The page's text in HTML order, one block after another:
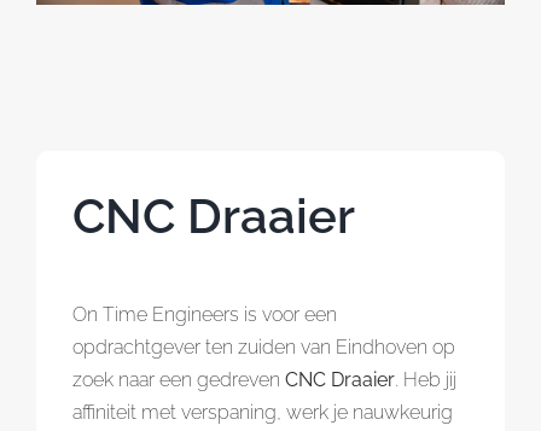
CNC Draaier
On Time Engineers is voor een
opdrachtgever ten zuiden van Eindhoven op
zoek naar een gedreven CNC Draaier. Heb jij
affiniteit met verspaning, werk je nauwkeurig